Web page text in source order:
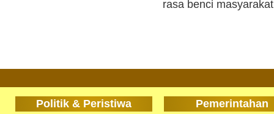
rasa benci
Politik & Peristiwa Pemerintahan